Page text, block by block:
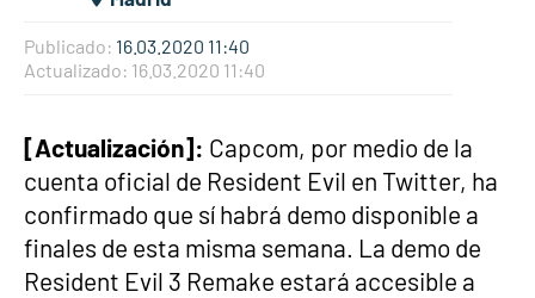
Publicado: 16.03.2020 11:40
Actualizado: 16.03.2020 11:40
[Actualización]: Capcom, por medio de la
cuenta oficial de Resident Evil en Twitter, ha
confirmado que sí habrá demo disponible a
finales de esta misma semana. La demo de
Resident Evil 3 Remake estará accesible a